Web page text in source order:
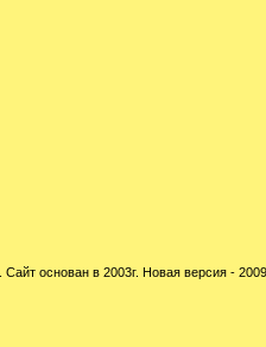
. Сайт основан в 2003г. Новая версия -